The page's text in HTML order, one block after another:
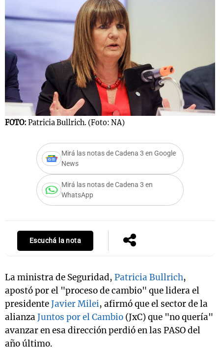
FOTO: Patricia Bullrich. (Foto: NA)
Mirá las notas de Cadena 3 en Google
News
Mirá las notas de Cadena 3 en
WhatsApp
Escuchá la nota
La ministra de Seguridad, Patricia Bullrich,
apostó por el "proceso de cambio" que lidera el
presidenteJavier Milei, afirmó que el sector de la
alianzaJuntos por el Cambio (JxC) que "no quería"
avanzar en esa dirección perdió en las PASO del
año último.
Notas
Mundial 2026
Notas
Cadena 3